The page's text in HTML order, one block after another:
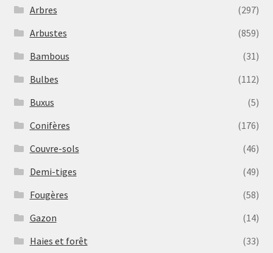
Arbres
(297)
Arbustes
(859)
Bambous
(31)
Bulbes
(112)
Buxus
(5)
Conifères
(176)
Couvre-sols
(46)
Demi-tiges
(49)
Fougères
(58)
Gazon
(14)
Haies et forêt
(33)